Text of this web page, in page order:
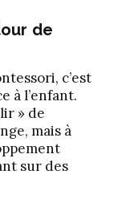
de
c’est
à l’enfant.
» de
mais à
sur des